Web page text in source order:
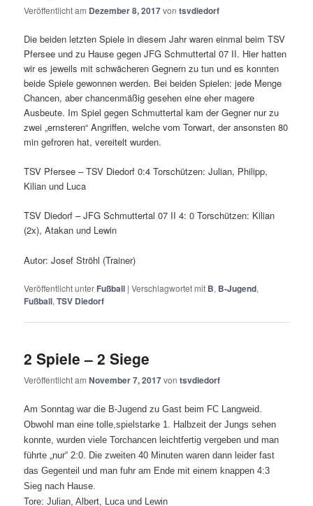
Veröffentlicht am Dezember 8, 2017vontsvdiedorf
Die beiden letzten Spiele in diesem Jahr waren einmal beim TSV
Pfersee und zu Hause gegen JFG Schmuttertal 07 II. Hier hatten
wir es jeweils mit schwächeren Gegnern zu tun und es konnten
beide Spiele gewonnen werden. Bei beiden Spielen: jede Menge
Chancen, aber chancenmäßig gesehen eine eher magere
Ausbeute. Im Spiel gegen Schmuttertal kam der Gegner nur zu
zwei „ernsteren“ Angriffen, welche vom Torwart, der ansonsten 80
min gefroren hat, vereitelt wurden.
TSV Pfersee – TSV Diedorf 0:4 Torschützen: Julian, Philipp,
Kilian und Luca
TSV Diedorf – JFG Schmuttertal 07 II 4: 0 Torschützen: Kilian
(2x), Atakan und Lewin
Autor: Josef Ströhl (Trainer)
Veröffentlicht unter Fußball |Verschlagwortet mit B, B-Jugend,
Fußball,TSV Diedorf
2 Spiele – 2 Siege
Veröffentlicht amNovember 7, 2017vontsvdiedorf
Am Sonntag war die B-Jugend zu Gast beim FC Langweid.
Obwohl man eine tolle,spielstarke 1. Halbzeit der Jungs sehen
konnte, wurden viele Torchancen leichtfertig vergeben und man
führte „nur“ 2:0. Die zweiten 40 Minuten waren dann leider fast
das Gegenteil und man fuhr am Ende mit einem knappen 4:3
Sieg nach Hause.
Tore: Julian, Albert, Luca und Lewin